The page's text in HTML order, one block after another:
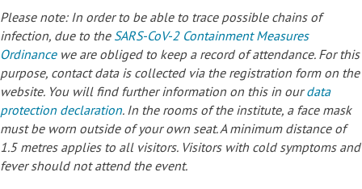
Please note: In order to be able to trace possible chains of
infection, due to the SARS-CoV-2 Containment Measures
Ordinancewe are obliged to keep a record of attendance. For this
purpose, contact data is collected via the registration form on the
website. You will find further information on this in ourdata
protection declaration. In the rooms of the institute, a face mask
must be worn outside of your own seat. A minimum distance of
1.5 metres applies to all visitors. Visitors with cold symptoms and
fever should not attend the event.